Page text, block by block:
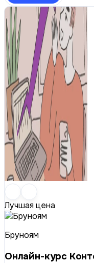
Лучшая цена
Бруноям
Онлайн-курс